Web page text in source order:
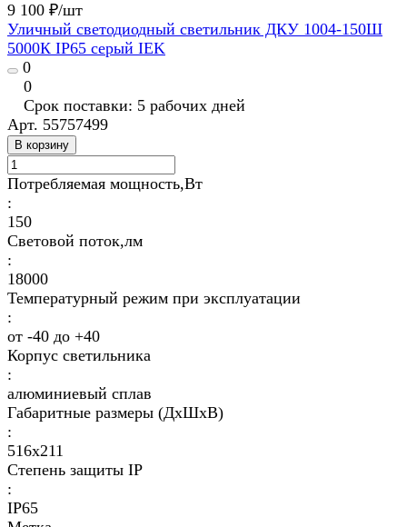
9 100 ₽/шт
Уличный светодиодный светильник ДКУ 1004-150Ш
5000К IP65 серый IEK
0
0
Срок поставки: 5 рабочих дней
Арт. 55757499
В корзину
Потребляемая мощность,Вт
:
150
Световой поток,лм
:
18000
Температурный режим при эксплуатации
:
от -40 до +40
Корпус светильника
:
алюминиевый сплав
Габаритные размеры (ДхШхВ)
:
516х211
Степень защиты IP
:
IP65